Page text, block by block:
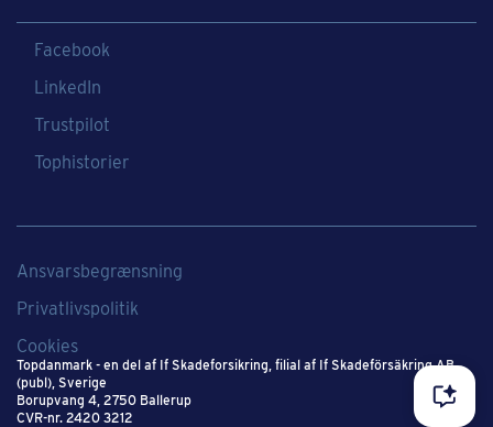
Facebook
LinkedIn
Trustpilot
Tophistorier
Topdanmark - en del af If Skadeforsikring​, filial af If Skadeförsäkring AB
(publ), Sverige​
Borupvang 4, 2750 Ballerup
CVR-nr. 2420 3212
Ansvarsbegrænsning
Privatlivspolitik
Cookies